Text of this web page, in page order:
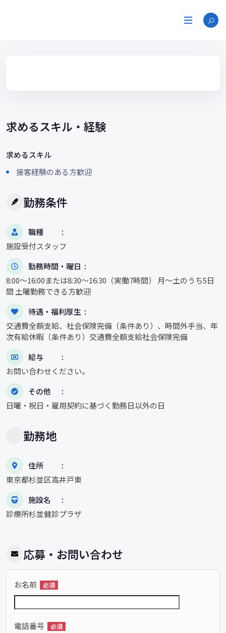
求めるスキル・経験
求めるスキル
接客経験のある方歓迎
勤務条件
職種
施設受付スタッフ
勤務時間・曜日
8:00～16:00または8:30～16:30（実働7時間） 月～土のうち5日
間 土曜勤務できる方歓迎
待遇・福利厚生
交通費全額支給、社会保険完備（条件あり）、時間外手当、年
次有給休暇（条件あり）交通費全額支給社会保険完備
給与
お問い合わせください。
その他
日曜・祝日・雇用契約に基づく勤務日以外の日
勤務地
住所
東京都杉並区高井戸東
施設名
診療所杉並健診プラザ
応募・お問い合わせ
お名前 必須
電話番号 必須